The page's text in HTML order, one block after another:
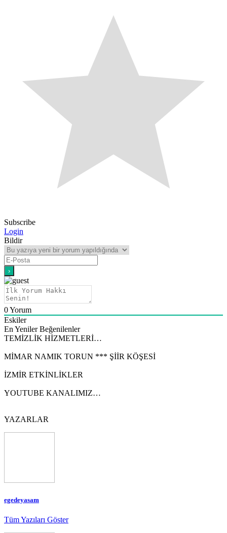
Subscribe
Login
Bildir
0Yorum
Eskiler
En Yeniler Beğenilenler
TEMİZLİK HİZMETLERİ…
MİMAR NAMIK TORUN *** ŞİİR KÖŞESİ
İZMİR ETKİNLİKLER
YOUTUBE KANALIMIZ…
YAZARLAR
egedeyasam
Tüm Yazıları Göster